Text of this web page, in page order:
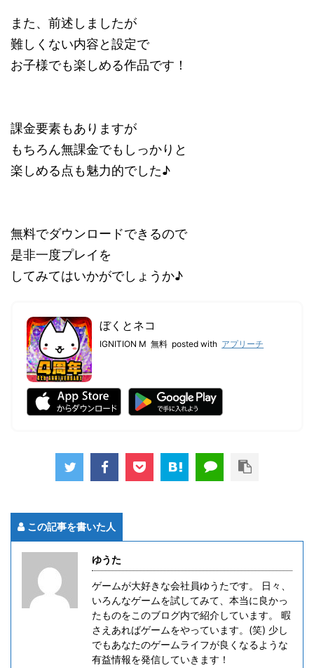
また、前述しましたが
難しくない内容と設定で
お子様でも楽しめる作品です！
課金要素もありますが
もちろん無課金でもしっかりと
楽しめる点も魅力的でした♪
無料でダウンロードできるので
是非一度プレイを
してみてはいかがでしょうか♪
ぼくとネコ
IGNITION M 無料 posted with アプリーチ
この記事を書いた人
ゆうた
ゲームが大好きな会社員ゆうたです。 日々、
いろんなゲームを試してみて、本当に良かっ
たものをこのブログ内で紹介しています。 暇
さえあればゲームをやっています。(笑) 少し
でもあなたのゲームライフが良くなるような
有益情報を発信していきます！